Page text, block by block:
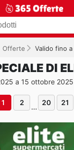
Offerte Valido fino
DI
a 15 ottobre 2025
1 2 ... 20 21